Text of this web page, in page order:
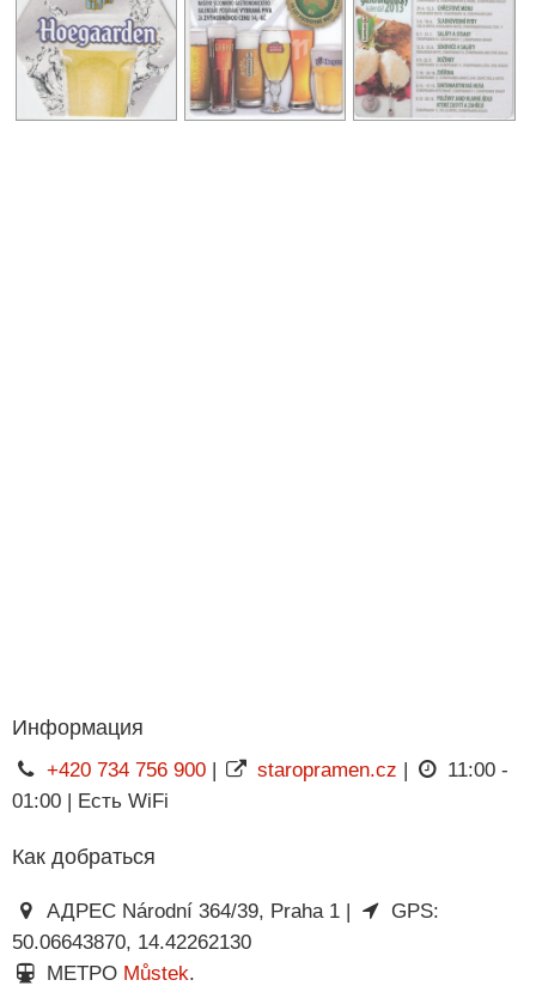
Информация
+420 734 756 900| staropramen.cz |
11:00 -
01:00 | Есть WiFi
Как добраться
АДРЕС Národní 364/39, Praha 1 |
GPS:
50.06643870, 14.42262130
МЕТРО Můstek.